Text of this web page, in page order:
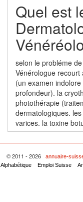
Quel est
selon le probléme
Vénérologue
(un examen
profondeur). la
photothérapie
dermatologiques.
varices. la toxine
© 2011 - 2026 annuaire-
Alphabétique
Emploi Suisse